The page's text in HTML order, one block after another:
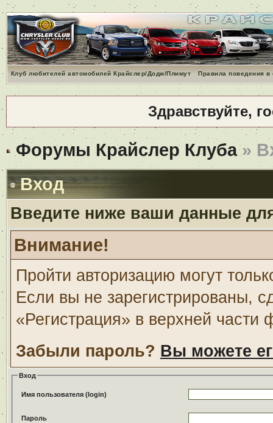
Клуб любителей автомобилей Крайслер/Додж/Плимут Правила поведения
Здравствуйте,
Форумы Крайслер Клуба»
Вход
Введите ниже ваши данные
Внимание!
Пройти авторизацию могут
Если вы не зарегистрированы,
«Регистрация» в верхней части
Забыли пароль? Вы можете
Вход
Имя пользователя (login)
Пароль